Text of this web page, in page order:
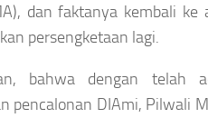
dan faktanya kembali
persengketaan lagi.
bahwa dengan telah
pencalonan DIAmi, Pilwali